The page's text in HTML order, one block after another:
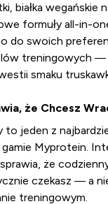
białka wegańskie
formuły all-in-
do swoich
treningowych —
smaku
że Chcesz
to jeden z
Myprotein.
że
czekasz — a
treningowym.